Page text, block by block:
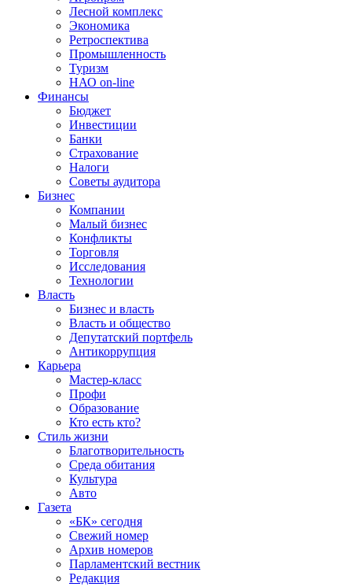
Лесной комплекс
Экономика
Ретроспектива
Промышленность
Туризм
НАО on-line
Финансы
Бюджет
Инвестиции
Банки
Страхование
Налоги
Советы аудитора
Бизнес
Компании
Малый бизнес
Конфликты
Торговля
Исследования
Технологии
Власть
Бизнес и власть
Власть и общество
Депутатский портфель
Антикоррупция
Карьера
Мастер-класс
Профи
Образование
Кто есть кто?
Стиль жизни
Благотворительность
Среда обитания
Культура
Авто
Газета
«БК» сегодня
Свежий номер
Архив номеров
Парламентский вестник
Редакция